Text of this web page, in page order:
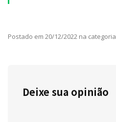
Postado em 20/12/2022 na categoria
Deixe sua opinião